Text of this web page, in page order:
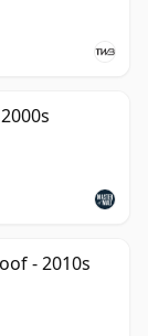
- 2010s